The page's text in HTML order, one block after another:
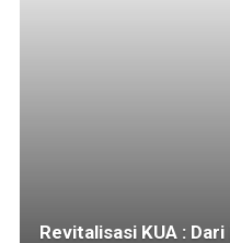
Revitalisasi KUA :